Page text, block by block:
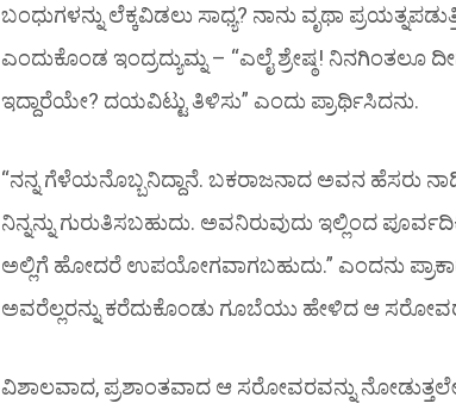
ಬಂಧುಗಳನ್ನು ಲೆಕ್ಕವಿಡಲು ಸಾಧ್ಯ? ನಾನು ವೃಥಾ
ಎಂದುಕೊಂಡ ಇಂದ್ರದ್ಯುಮ್ನ – “ಎಲೈ ಶ್ರೇಷ್ಠ!
ಇದ್ದಾರೆಯೇ? ದಯವಿಟ್ಟು ತಿಳಿಸು” ಎಂದು ಪ್ರಾರ್ಥಿಸಿದನು.
“ನನ್ನ ಗೆಳೆಯನೊಬ್ಬನಿದ್ದಾನೆ. ಬಕರಾಜನಾದ ಅವನ ಹೆಸರು
ನಿನ್ನನ್ನು ಗುರುತಿಸಬಹುದು. ಅವನಿರುವುದು ಇಲ್ಲಿಂದ
ಅಲ್ಲಿಗೆ ಹೋದರೆ ಉಪಯೋಗವಾಗಬಹುದು.” ಎಂದನು
ಅವರೆಲ್ಲರನ್ನು ಕರೆದುಕೊಂಡು ಗೂಬೆಯು ಹೇಳಿದ ಆ
ವಿಶಾಲವಾದ, ಪ್ರಶಾಂತವಾದ ಆ ಸರೋವರವನ್ನು